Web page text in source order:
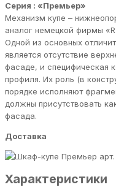
Серия : «Премьер»
Механизм купе –
аналог немецкой фирмы
Одной из основных
является отсутствие
фасаде, и специфическая
профиля. Их роль (в
порядке исполняют
должны присутствовать
фасада.
Доставка
Характеристики